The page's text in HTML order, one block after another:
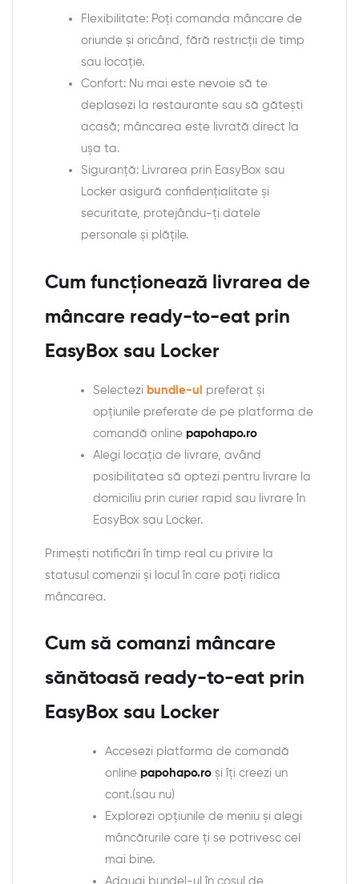
Flexibilitate: Poți comanda mâncare de
oriunde și oricând, fără restricții de timp
sau locație.
Confort: Nu mai este nevoie să te
deplasezi la restaurante sau să gătești
acasă; mâncarea este livrată direct la
ușa ta.
Siguranță: Livrarea prin EasyBox sau
Locker asigură confidențialitate și
securitate, protejându-ți datele
personale și plățile.
Cum funcționează livrarea de
mâncare ready-to-eat prin
EasyBox sau Locker
Selectezi bundle-ul
preferat și
opțiunile preferate de pe platforma de
comandă online papohapo.ro
Alegi locația de livrare, având
posibilitatea să optezi pentru livrare la
domiciliu prin curier rapid sau livrare în
EasyBox sau Locker.
Primești notificări în timp real cu privire la
statusul comenzii și locul în care poți ridica
mâncarea.
Cum să comanzi mâncare
sănătoasă ready-to-eat prin
EasyBox sau Locker
Accesezi platforma de comandă
online papohapo.ro și îți creezi un
cont.(sau nu)
Explorezi opțiunile de meniu și alegi
mâncărurile care ți se potrivesc cel
mai bine.
Adaugi bundel-ul în coșul de